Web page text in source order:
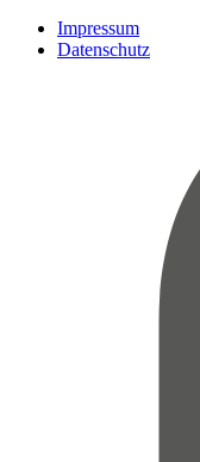
Impressum
Datenschutz